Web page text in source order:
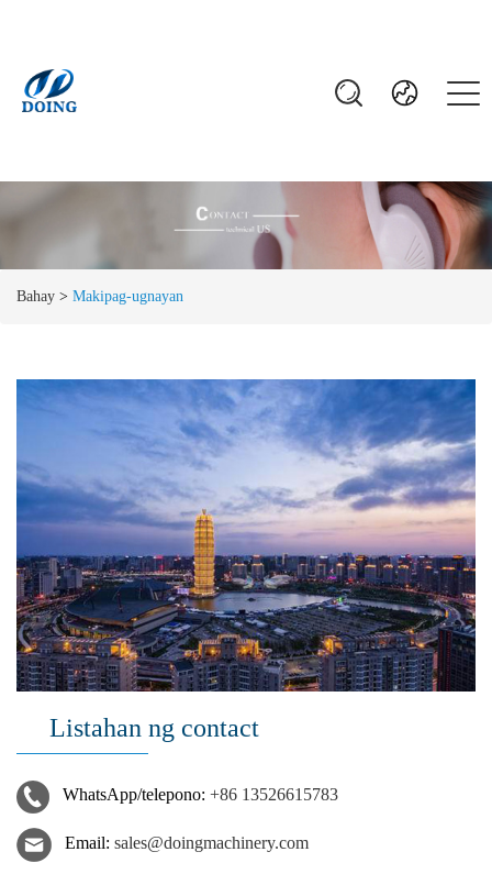
Bahay > Makipag-ugnayan
Listahan ng contact
WhatsApp/telepono: +86 13526615783
Email: sales@doingmachinery.com